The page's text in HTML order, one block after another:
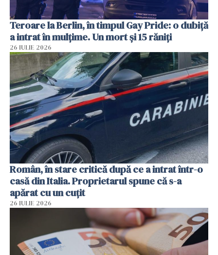
Teroare la Berlin, în timpul Gay Pride: o dubiță
a intrat în mulțime. Un mort și 15 răniți
26 IULIE 2026
Român, în stare critică după ce a intrat într-o
casă din Italia. Proprietarul spune că s-a
apărat cu un cuțit
26 IULIE 2026